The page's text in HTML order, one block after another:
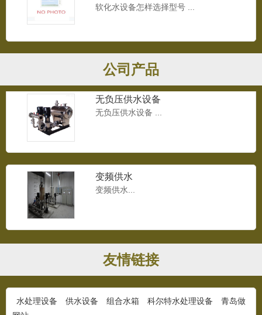
软化水设备怎样选择型号 ...
公司产品
无负压供水设备
无负压供水设备 ...
变频供水
变频供水...
无负压设备...
友情链接
水处理设备 供水设备 组合水箱 科尔特水处理设备
青岛做